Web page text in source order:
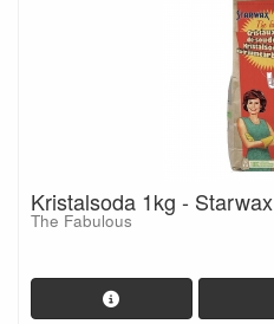
Kristalsoda 1kg - Starwax
The Fabulous